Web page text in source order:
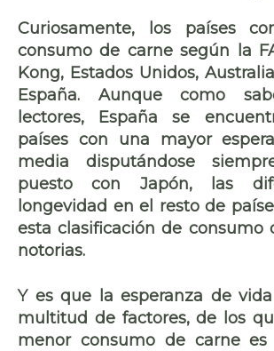
Curiosamente, los países
consumo de carne según la
Kong, Estados Unidos,
España. Aunque como
lectores, España se
países con una mayor
media disputándose
puesto con Japón, las
longevidad en el resto de
esta clasificación de consumo
notorias.
Y es que la esperanza de
multitud de factores, de los
menor consumo de carne